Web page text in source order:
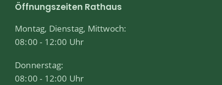
Öffnungszeiten Rathaus
Montag, Dienstag, Mittwoch:
08:00 - 12:00 Uhr
Donnerstag:
08:00 - 12:00 Uhr